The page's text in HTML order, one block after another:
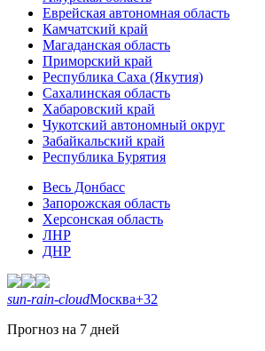
Еврейская автономная область
Камчатский край
Магаданская область
Приморский край
Республика Саха (Якутия)
Сахалинская область
Хабаровский край
Чукотский автономный округ
Забайкальский край
Республика Бурятия
Весь Донбасс
Запорожская область
Херсонская область
ЛНР
ДНР
sun-rain-cloudМосква+32
Прогноз на 7 дней